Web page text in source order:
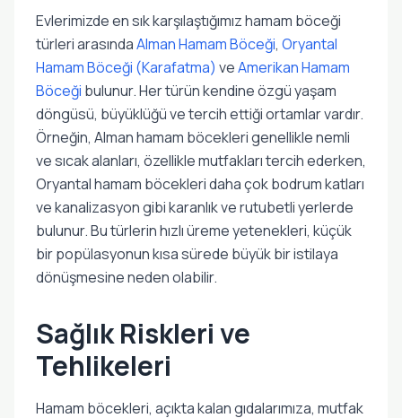
Evlerimizde en sık karşılaştığımız hamam böceği
türleri arasındaAlman Hamam Böceği, Oryantal
Hamam Böceği (Karafatma) veAmerikan Hamam
Böceği bulunur. Her türün kendine özgü yaşam
döngüsü, büyüklüğü ve tercih ettiği ortamlar vardır.
Örneğin, Alman hamam böcekleri genellikle nemli
ve sıcak alanları, özellikle mutfakları tercih ederken,
Oryantal hamam böcekleri daha çok bodrum katları
ve kanalizasyon gibi karanlık ve rutubetli yerlerde
bulunur. Bu türlerin hızlı üreme yetenekleri, küçük
bir popülasyonun kısa sürede büyük bir istilaya
dönüşmesine neden olabilir.
Sağlık Riskleri ve
Tehlikeleri
Hamam böcekleri, açıkta kalan gıdalarımıza, mutfak